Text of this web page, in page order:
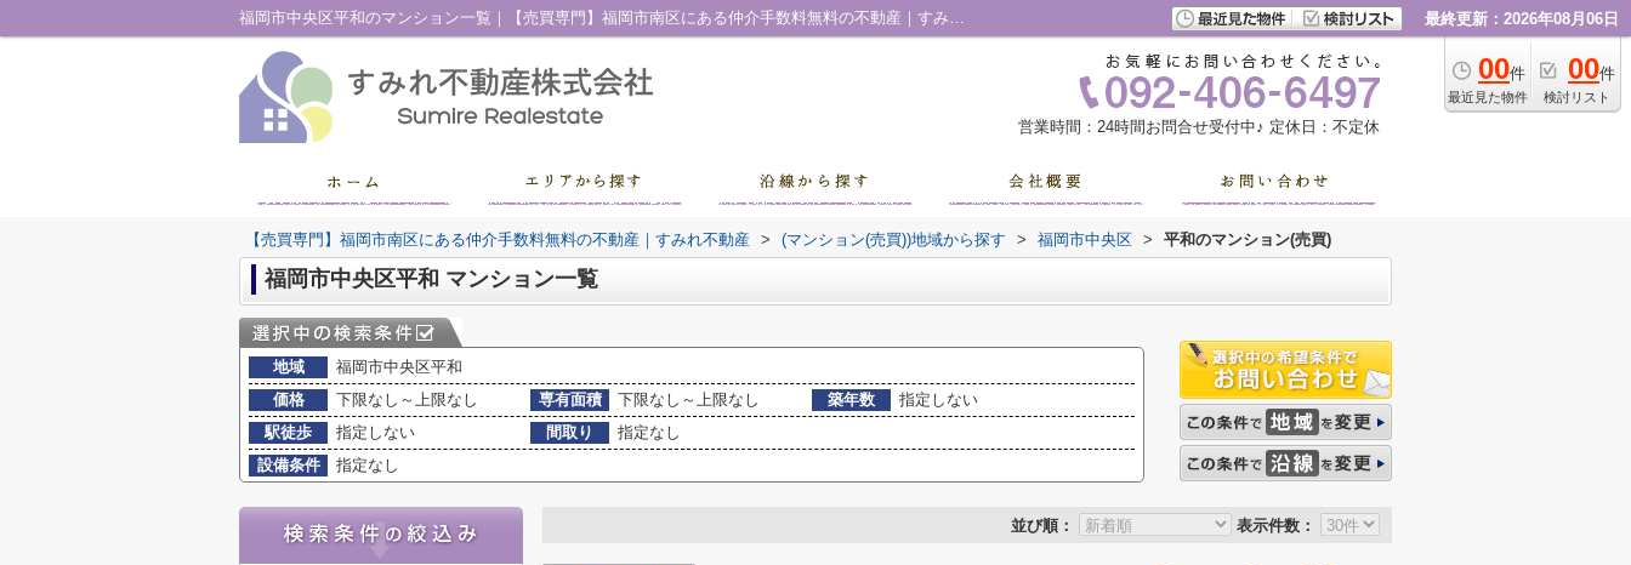
福岡市中央区平和のマンション一覧｜【売買専門】福岡市南区にある仲介手数料無料の不動産｜すみれ不動産 最終更新：2026年08月06日
00件
最近見た物件
00件
検討リスト
営業時間：24時間お問合せ受付中♪ 定休日：不定休
【売買専門】福岡市南区にある仲介手数料無料の不動産｜すみれ不動産 > (マンション(売買))地域から探す > 福岡市中央区 > 平和のマンション(売買)
福岡市中央区平和 マンション一覧
地域
福岡市中央区平和
価格
下限なし～上限なし 専有面積 下限なし～上限なし 築年数
指定しない
駅徒歩
指定しない 間取り
指定なし
設備条件
指定なし
並び順： 表示件数：